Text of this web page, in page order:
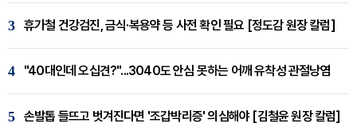
3 휴가철 건강검진, 금식·복용약 등 사전 확인 필요 [정도감 원장 칼럼]
4 "40대인데 오십견?"...3040도 안심 못하는 어깨 유착성 관절낭염
5 손발톱 들뜨고 벗겨진다면 '조갑박리증' 의심해야 [김철윤 원장 칼럼]